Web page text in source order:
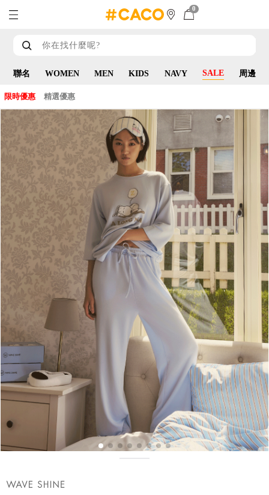
0
聯名 WOMEN MEN KIDS NAVY SALE 周邊
限時優惠 精選優惠